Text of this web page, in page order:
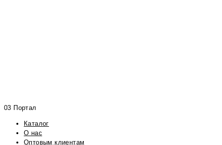
03 Портал
Каталог
О нас
Оптовым клиентам